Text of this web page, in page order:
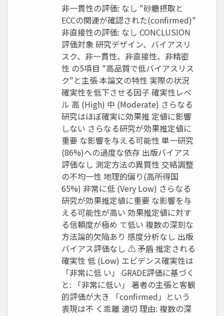
非一貫性の評価: なし "砂糖摂取と
ECCの関連が確認された(confirmed)"
非直接性の評価: なし CONCLUSION
評価対象 研究デザイン、バイアスリ
スク、非一貫性、非直接性、非精密
性 の5項目 "高品質で低バイアスリス
ク"と主張 本論文の特性 実際の状況
確実性を低下させる因子 確実性レベ
ル 高 (High) 中 (Moderate) さらなる
研究はほぼ確実に効果推 定値に影響
しない さらなる研究が効果推定値に
重要 な影響を与える可能性 単一研究
(86%)への過度な依存 出版バイアス
評価なし 測定方法の異質性 交絡調整
の不均一性 地理的偏り(高所得国
65%) 非常に低 (Very Low) さらなる
研究が効果推定値に重要 な影響を与
える可能性が高い 効果推定値に対す
る信頼度が極め て低い 複数の深刻な
方法論的欠陥あり 感度分析なし 出版
バイアス評価なし ⚠ 矛盾 推定される
確実性 低 (Low) エビデンス確実性は
「非常に低 い」 GRADE評価に基づく
と: 「非常に低い」 著者の主張と客観
的評価が大き 「confirmed」という
表現は不 く乖離 適切 理由: 複数の深